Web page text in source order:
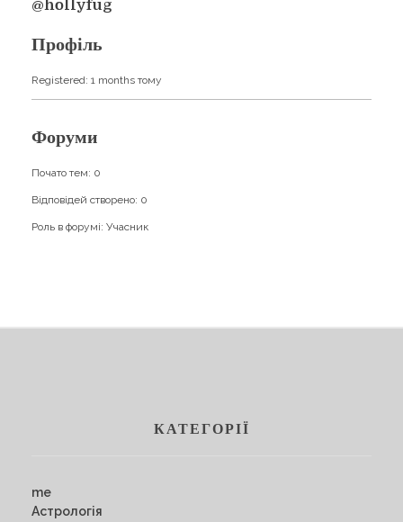
Бізнес допомога
Навчання
Карти Духів
@hollyfug
Профіль
Registered: 1 months тому
Форуми
Почато тем: 0
Відповідей створено: 0
Роль в форумі: Учасник
КАТЕГОРІЇ
me
Астрологія